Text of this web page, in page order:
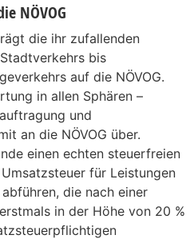
NÖVOG
die ihr zufallenden
bis
auf die NÖVOG.
in allen Sphären –
und
an die NÖVOG über.
einen echten steuerfreien
für Leistungen
die nach einer
in der Höhe von 20 %